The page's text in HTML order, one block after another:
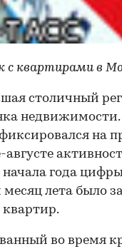
с квартирами в
столичный
на
года
лета было
квартир.
во время